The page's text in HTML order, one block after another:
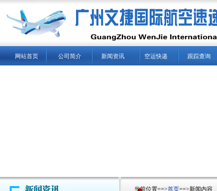
网站首页 公司简介 新闻资讯 空运快递 跟踪查询
当前位置==>首页==>新闻内容